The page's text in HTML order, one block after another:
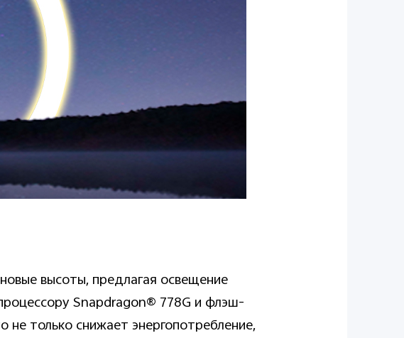
высоты, предлагая освещение
Snapdragon® 778G и флэш-
только снижает энергопотребление,